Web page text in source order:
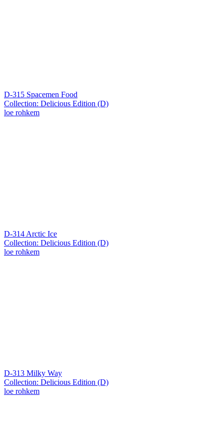
D-315 Spacemen Food
Collection: Delicious Edition (D)
loe rohkem
D-314 Arctic Ice
Collection: Delicious Edition (D)
loe rohkem
D-313 Milky Way
Collection: Delicious Edition (D)
loe rohkem